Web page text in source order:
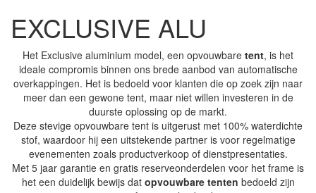
EXCLUSIVE ALU
Het Exclusive aluminium model, een opvouwbare tent, is het
ideale compromis binnen ons brede aanbod van automatische
overkappingen. Het is bedoeld voor klanten die op zoek zijn naar
meer dan een gewone tent, maar niet willen investeren in de
duurste oplossing op de markt.
Deze stevige opvouwbare tent is uitgerust met 100% waterdichte
stof, waardoor hij een uitstekende partner is voor regelmatige
evenementen zoals productverkoop of dienstpresentaties.
Met 5 jaar garantie en gratis reserveonderdelen voor het frame is
het een duidelijk bewijs dat opvouwbare tenten bedoeld zijn